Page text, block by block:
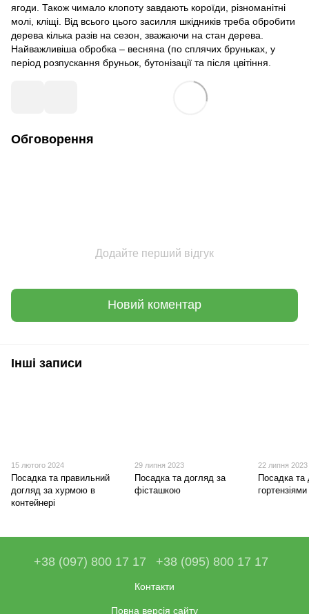
ягоди. Також чимало клопоту завдають короїди, різноманітні
молі, кліщі. Від всього цього засилля шкідників треба обробити
дерева кілька разів на сезон, зважаючи на стан дерева.
Найважливіша обробка – весняна (по сплячих бруньках, у
період розпускання бруньок, бутонізації та після цвітіння.
Обговорення
Додайте перший відгук
Новий коментар
Інші записи
15 лютого 2024
Посадка та правильний
догляд за хурмою в
контейнері
29 липня 2023
Посадка та догляд за
фісташкою
22 липня 2023
Посадка та
гортензіями
+38 (097) 800 17 17 +38 (095) 800 17 17
Контакти
Повна версія сайту